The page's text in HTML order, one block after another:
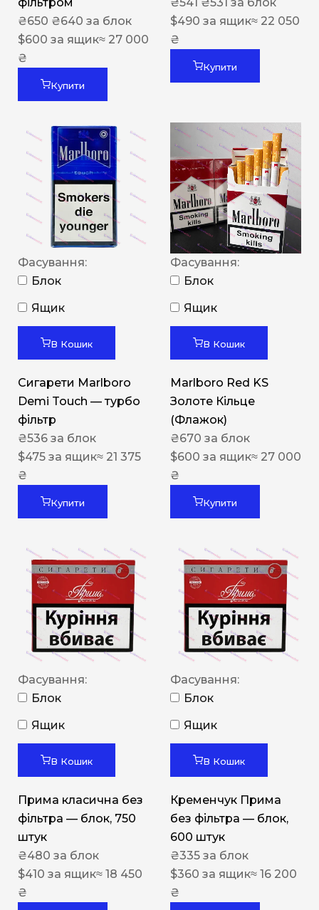
фільтром
₴650 ₴640 за блок
$600 за ящик≈ 27 000
₴
Купити
₴541 ₴531 за блок
$490 за ящик≈ 22 050
₴
Купити
Фасування:
Блок
Ящик
В Кошик
Сигарети Marlboro
Demi Touch — турбо
фільтр
₴536 за блок
$475 за ящик≈ 21 375
₴
Купити
Фасування:
Блок
Ящик
В Кошик
Marlboro Red KS
Золоте Кільце
(Флажок)
₴670 за блок
$600 за ящик≈ 27 000
₴
Купити
Фасування:
Блок
Ящик
В Кошик
Прима класична без
фільтра — блок, 750
штук
₴480 за блок
$410 за ящик≈ 18 450
₴
Фасування:
Блок
Ящик
В Кошик
Кременчук Прима
без фільтра — блок,
600 штук
₴335 за блок
$360 за ящик≈ 16 200
₴